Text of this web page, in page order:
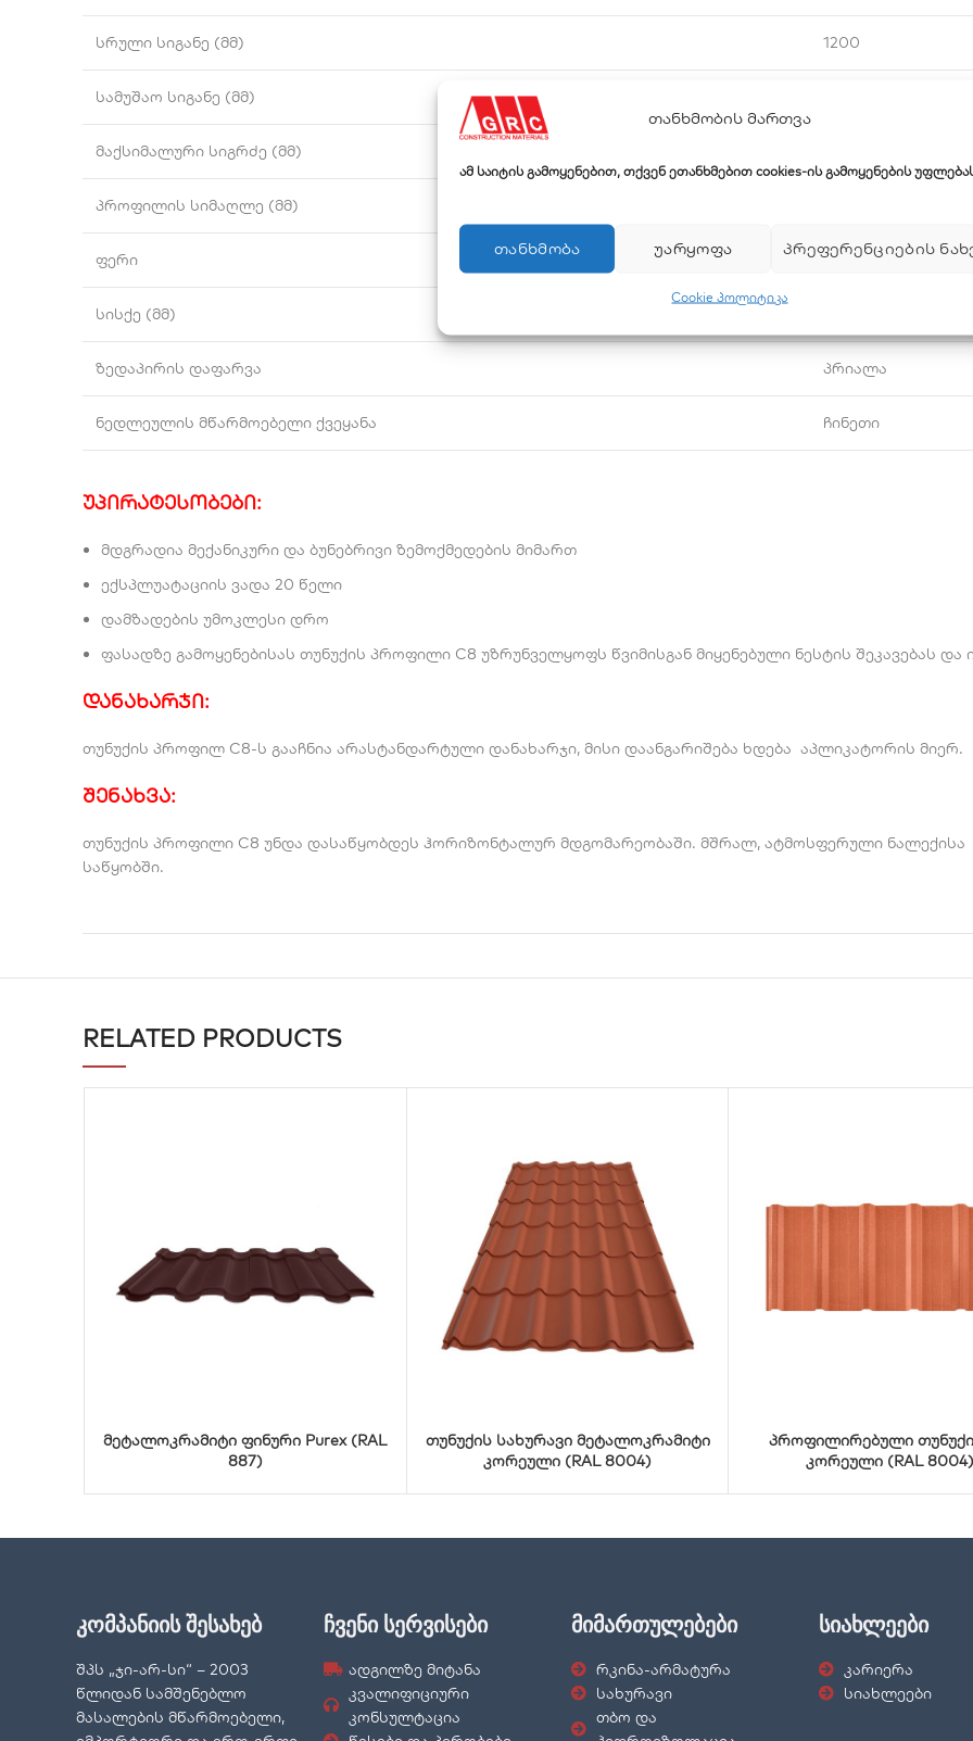
თანხმობის მართვა
ამ საიტის გამოყენებით, თქვენ ეთანხმებით cookies-ის გამოყენების
ᲗᲐᲜᲮᲛᲝᲑᲐ ᲣᲐᲠᲧᲝᲤᲐ ᲞᲠᲔᲤᲔᲠᲔᲜᲪᲘᲔᲑᲘᲡ
Cookie პოლიტიკა
სრული სიგანე (მმ) 1200
სამუშაო სიგანე (მმ)
მაქსიმალური სიგრძე (მმ)
პროფილის სიმაღლე (მმ)
ფერი RAL 6005
სისქე (მმ)
ზედაპირის დაფარვა პრიალა
ნედლეულის მწარმოებელი ქვეყანა ჩინეთი
უპირატესობები:
მდგრადია მექანიკური და ბუნებრივი ზემოქმედების მიმართ
ექსპლუატაციის ვადა 20 წელი
დამზადების უმოკლესი დრო
ფასადზე გამოყენებისას თუნუქის პროფილი C8 უზრუნველყოფს წვიმისგან მიყენებული ნესტის შეკავებას და
დანახარჯი:
თუნუქის პროფილ C8-ს გააჩნია არასტანდარტული დანახარჯი, მისი დაანგარიშება ხდება აპლიკატორის მიერ.
შენახვა:
თუნუქის პროფილი C8 უნდა დასაწყობდეს ჰორიზონტალურ მდგომარეობაში. მშრალ, ატმოსფერული ნალექისა
საწყობში.
RELATED PRODUCTS
მეტალოკრამიტი ფინური Purex (RAL
887)
თუნუქის სახურავი მეტალოკრამიტი
კორეული (RAL 8004)
პროფილირებული თუნუქი
კორეული (RAL
კომპანიის შესახებ
შპს „ჯი-არ-სი“ – 2003
წლიდან სამშენებლო
მასალების მწარმოებელი,
ჩვენი სერვისები
ადგილზე მიტანა
კვალიფიციური
კონსულტაცია
მიმართულებები
რკინა-არმატურა
სახურავი
თბო და
სიახლეები
კარიერა
სიახლეები